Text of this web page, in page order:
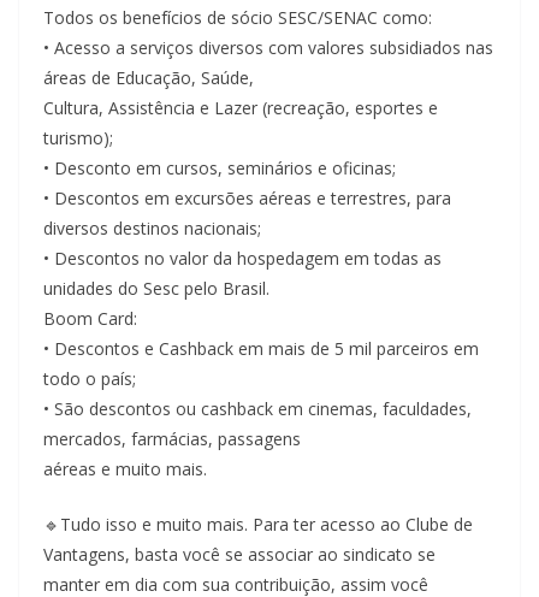
Todos os benefícios de sócio SESC/SENAC como:
• Acesso a serviços diversos com valores subsidiados nas
áreas de Educação, Saúde,
Cultura, Assistência e Lazer (recreação, esportes e
turismo);
• Desconto em cursos, seminários e oficinas;
• Descontos em excursões aéreas e terrestres, para
diversos destinos nacionais;
• Descontos no valor da hospedagem em todas as
unidades do Sesc pelo Brasil.
Boom Card:
• Descontos e Cashback em mais de 5 mil parceiros em
todo o país;
• São descontos ou cashback em cinemas, faculdades,
mercados, farmácias, passagens
aéreas e muito mais.
🔹Tudo isso e muito mais. Para ter acesso ao Clube de
Vantagens, basta você se associar ao sindicato se
manter em dia com sua contribuição, assim você